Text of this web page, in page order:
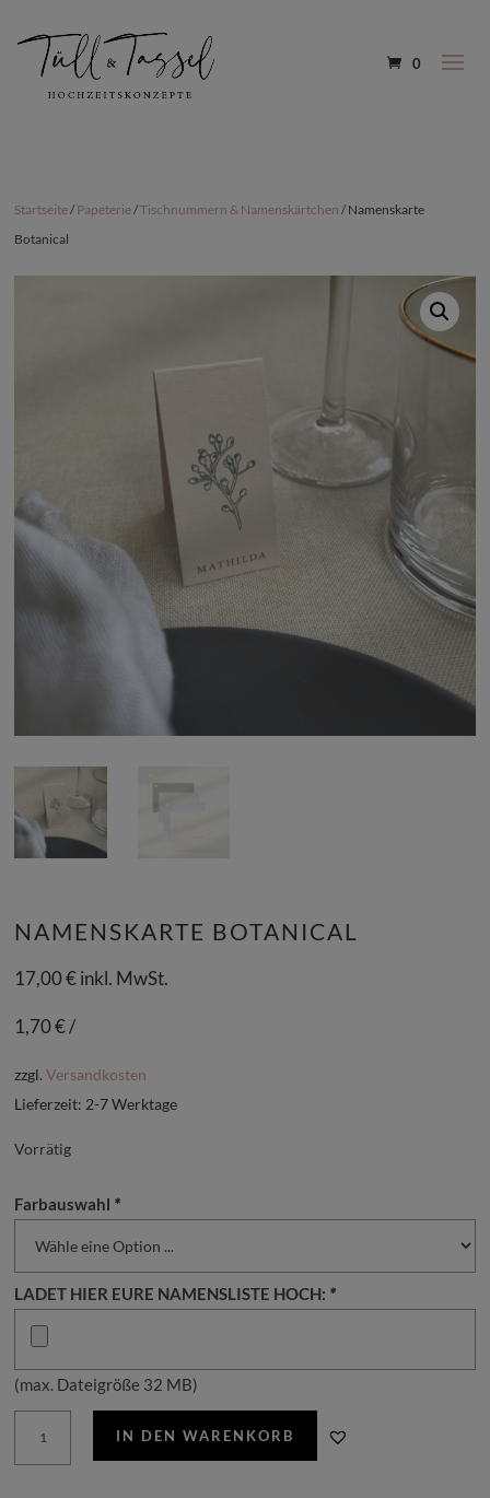
0
Startseite/Papeterie/Tischnummern & Namenskärtchen / Namenskarte
Botanical
NAMENSKARTE BOTANICAL
17,00€inkl. MwSt.
1,70€/
zzgl.Versandkosten
Lieferzeit: 2-7 Werktage
Vorrätig
Farbauswahl *
LADET HIER EURE NAMENSLISTE HOCH: *
(max. Dateigröße 32 MB)
IN DEN WARENKORB